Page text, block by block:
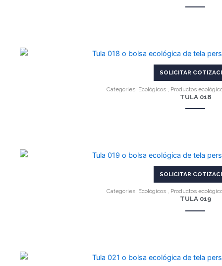
VER MÁS
SOLICITAR
Categories: Ecológicos Productos
TULA 018
VER MÁS
SOLICITAR
Categories: Ecológicos , Productos
TULA 019
VER MÁS